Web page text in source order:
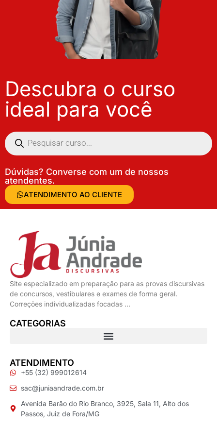
Descubra o curso
ideal para você
Dúvidas? Converse com um de nossos
atendentes.
ATENDIMENTO AO CLIENTE
Site especializado em preparação para as provas discursivas
de concursos, vestibulares e exames de forma geral.
Correções individualizadas focadas …
CATEGORIAS
ATENDIMENTO
+55 (32) 999012614
sac@juniaandrade.com.br
Avenida Barão do Rio Branco, 3925, Sala 11, Alto dos
Passos, Juiz de Fora/MG